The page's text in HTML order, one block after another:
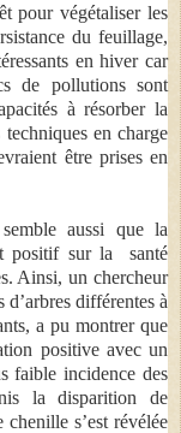
pour végétaliser les
du feuillage,
en hiver car
de pollutions sont
à résorber la
en charge
être prises en
aussi que la
positif sur la santé
Ainsi, un chercheur
différentes à
a pu montrer que
positive avec un
faible incidence des
la disparition de
s’est révélée